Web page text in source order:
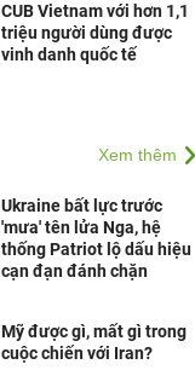
CUB Vietnam với hơn 1,1
triệu người dùng được
vinh danh quốc tế
Xem thêm
Ukraine bất lực trước
'mưa' tên lửa Nga, hệ
thống Patriot lộ dấu hiệu
cạn đạn đánh chặn
Mỹ được gì, mất gì trong
cuộc chiến với Iran?